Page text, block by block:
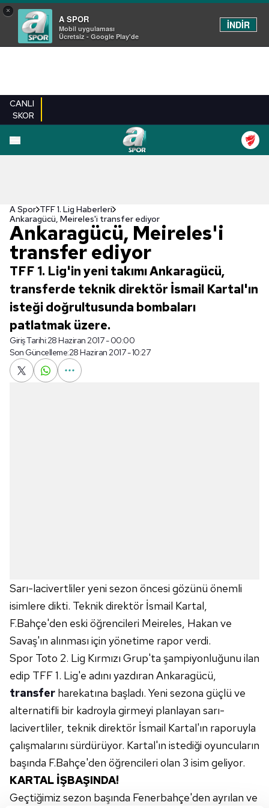
×
A SPOR
Mobil uygulaması
Ücretsiz - Google Play'de
İNDİR
CANLI
SKOR
A Spor TFF 1. Lig Haberleri
Ankaragücü, Meireles'i transfer ediyor
Ankaragücü, Meireles'i
transfer ediyor
TFF 1. Lig'in yeni takımı Ankaragücü,
transferde teknik direktör İsmail Kartal'ın
isteği doğrultusunda bombaları
patlatmak üzere.
Giriş Tarihi:28 Haziran 2017 - 00:00
Son Güncelleme:28 Haziran 2017 - 10:27
Sarı-lacivertliler yeni sezon öncesi gözünü önemli
isimlere dikti. Teknik direktör İsmail Kartal,
F.Bahçe'den eski öğrencileri Meireles, Hakan ve
Savaş'ın alınması için yönetime rapor verdi.
Spor Toto 2. Lig Kırmızı Grup'ta şampiyonluğunu ilan
edip TFF 1. Lig'e adını yazdıran Ankaragücü,
transfer harekatına başladı. Yeni sezona güçlü ve
alternatifli bir kadroyla girmeyi planlayan sarı-
lacivertliler, teknik direktör İsmail Kartal'ın raporuyla
çalışmalarını sürdürüyor. Kartal'ın istediği oyuncuların
başında F.Bahçe'den öğrencileri olan 3 isim geliyor.
KARTAL İŞBAŞINDA!
Geçtiğimiz sezon başında Fenerbahçe'den ayrılan ve